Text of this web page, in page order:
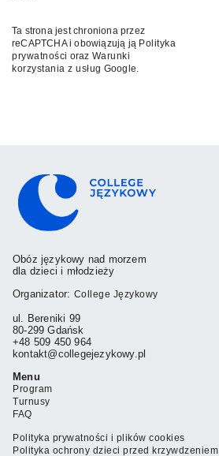
Ta strona jest chroniona przez
reCAPTCHA i obowiązują ją Polityka
prywatności oraz Warunki
korzystania z usług Google.
Obóz językowy nad morzem
dla dzieci i młodzieży
Organizator: College Językowy
ul. Bereniki 99
80-299 Gdańsk
+48 509 450 964
kontakt@collegejezykowy.pl
Menu
Program
Turnusy
FAQ
Polityka prywatności i plików cookies
Polityka ochrony dzieci przed krzywdzeniem